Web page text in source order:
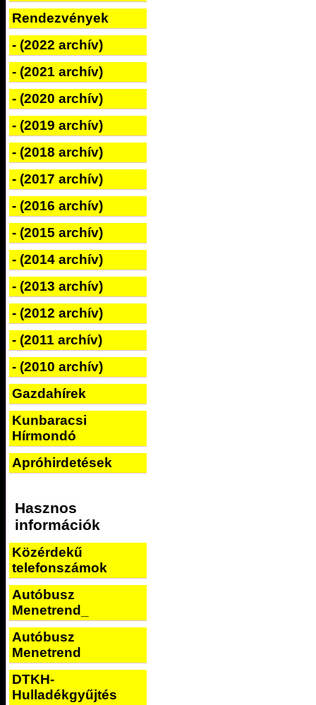
Rendezvények
- (2022 archív)
- (2021 archív)
- (2020 archív)
- (2019 archív)
- (2018 archív)
- (2017 archív)
- (2016 archív)
- (2015 archív)
- (2014 archív)
- (2013 archív)
- (2012 archív)
- (2011 archív)
- (2010 archív)
Gazdahírek
Kunbaracsi
Hírmondó
Apróhirdetések
Hasznos
információk
Közérdekű
telefonszámok
Autóbusz
Menetrend_
Autóbusz
Menetrend
DTKH-
Hulladékgyűjtés